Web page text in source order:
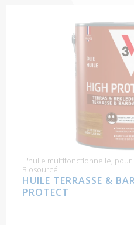
L'huile multifonctionnelle,
Biosourcé
HUILE TERRASSE &
PROTECT